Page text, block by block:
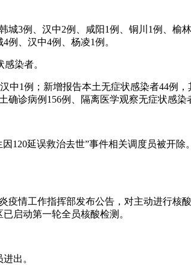
3例、汉中2例、咸阳1例、铜川1例、榆
例、汉中4例、杨凌1例。
染者。
1例；新增报告本土无症状感染者44例
诊病例156例、隔离医学观察无症状感染
120延误救治去世”事件相关调度员被开
情工作指挥部发布公告，对主动进行核
启动第一轮全员核酸检测。
出。